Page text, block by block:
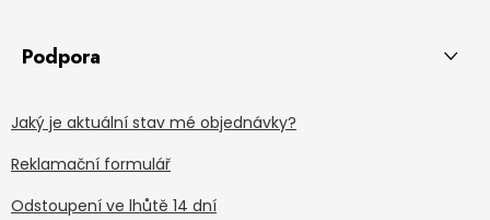
Podpora
Jaký je aktuální stav mé objednávky?
Reklamační formulář
Odstoupení ve lhůtě 14 dní